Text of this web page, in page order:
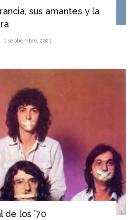
sus amantes y la
- 1 septiembre, 2023
de los ’70